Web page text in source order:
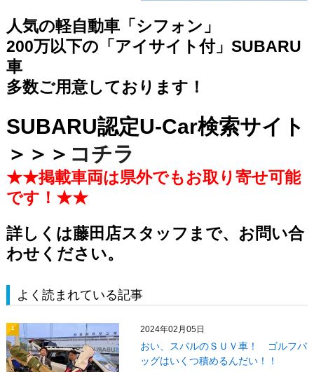
人気の軽自動車「シフォン」
200万以下の「アイサイト付」SUBARU
車
多数ご用意しております！
SUBARU認定U-Car検索サイト
＞＞＞ コチラ
★★掲載車両は県外でもお取り寄せ可能
です！★★
詳しくは藤田店スタッフまで、お問い合
わせください。
よく読まれている記事
1 2024年02月05日
おい、スバルのＳＵＶ車！ ゴルフバ
ッグはいくつ積めるんだい！！